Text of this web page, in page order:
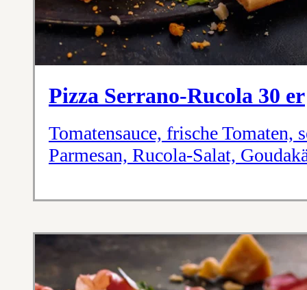
Pizza Serrano-Rucola 30 er
Tomatensauce, frische Tomaten,
Parmesan, Rucola-Salat,